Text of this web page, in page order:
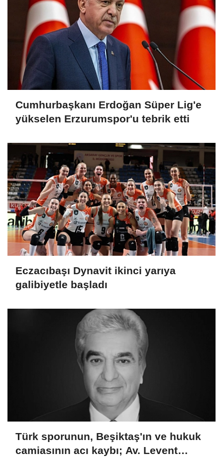
Cumhurbaşkanı Erdoğan Süper Lig'e
yükselen Erzurumspor'u tebrik etti
Eczacıbaşı Dynavit ikinci yarıya
galibiyetle başladı
Türk sporunun, Beşiktaş'ın ve hukuk
camiasının acı kaybı; Av. Levent